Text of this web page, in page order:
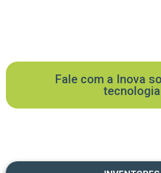
Fale com a Inova
tecnologia